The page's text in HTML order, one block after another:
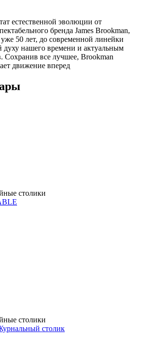
естественной эволюции от
бренда James Brookman,
50 лет, до современной линейки
духу нашего времени и актуальным
Сохранив все лучшее, Brookman
движение вперед
столики
столики
столик